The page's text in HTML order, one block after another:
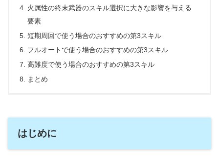
火属性の終末武器のスキル選択に大きな影響を与える
要素
短期周回で使う場合のおすすめの第3スキル
フルオートで使う場合のおすすめの第3スキル
高難度で使う場合のおすすめの第3スキル
まとめ
はじめに